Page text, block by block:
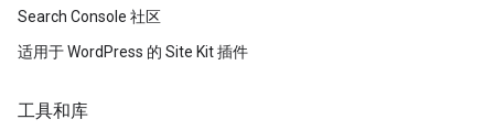
Search Console 社区
适用于 WordPress 的 Site Kit 插件
工具和库